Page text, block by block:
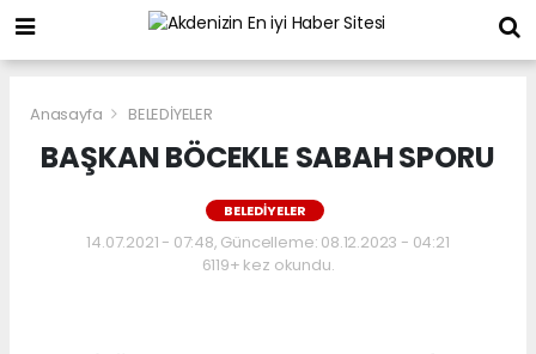
Anasayfa BELEDİYELER
BAŞKAN BÖCEKLE SABAH SPORU
BELEDİYELER
14.07.2021 - 07:48, Güncelleme: 08.12.2023 - 04:21
6119+ kez okundu.